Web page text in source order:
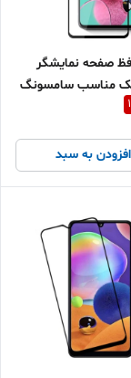
صفحه نمایشگر
مناسب سامسونگ
افزودن به سبد